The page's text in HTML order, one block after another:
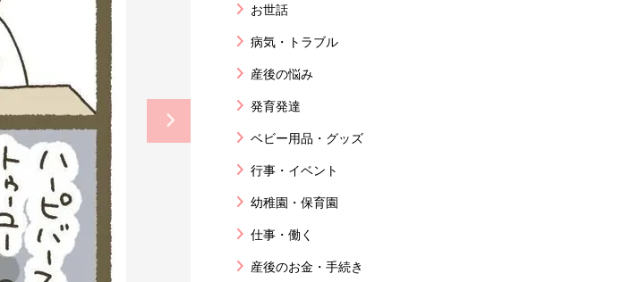
お世話
病気・トラブル
産後の悩み
発育発達
ベビー用品・グッズ
行事・イベント
幼稚園・保育園
仕事・働く
産後のお金・手続き